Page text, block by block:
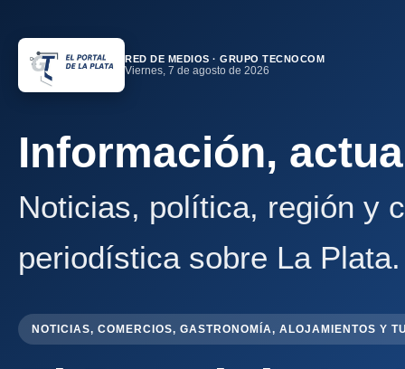
RED DE MEDIOS · GRUPO TECNOCOM
Viernes, 7 de agosto de 2026
Información,
Noticias, política, región y
periodística sobre La Plata.
NOTICIAS, COMERCIOS, GASTRONOMÍA, ALOJAMIENTOS Y